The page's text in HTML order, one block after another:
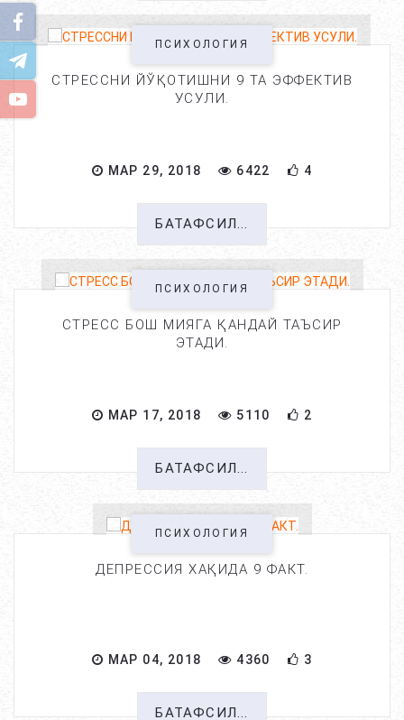
ПСИХОЛОГИЯ
СТРЕССНИ ЙЎҚОТИШНИ 9 ТА ЭФФЕКТИВ
УСУЛИ.
МАР 29, 2018 6422 4
БАТАФСИЛ...
ПСИХОЛОГИЯ
СТРЕСС БОШ МИЯГА ҚАНДАЙ ТАЪСИР
ЭТАДИ.
МАР 17, 2018 5110 2
БАТАФСИЛ...
ПСИХОЛОГИЯ
ДЕПРЕССИЯ ХАҚИДА 9 ФАКТ.
МАР 04, 2018 4360 3
БАТАФСИЛ...